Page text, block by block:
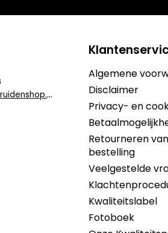
i
nfo@dekruidenshop.be
Algemene
Disclaimer
Privacy- en
Retourneren
bestelling
Veelgestelde
Kwaliteitslabel
Fotoboek